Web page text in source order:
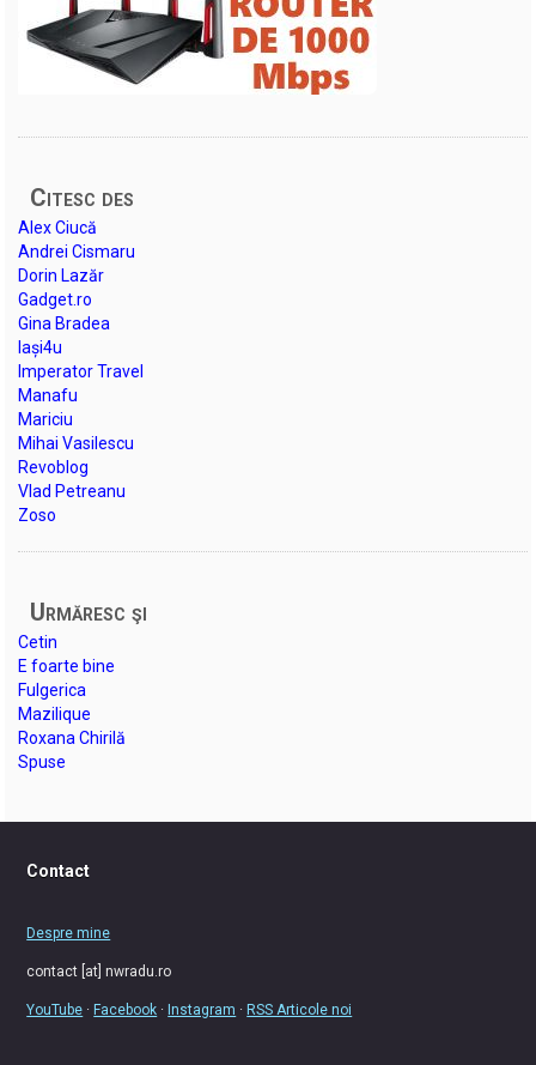
Citesc des
Alex Ciucă
Andrei Cismaru
Dorin Lazăr
Gadget.ro
Gina Bradea
Iași4u
Imperator Travel
Manafu
Mariciu
Mihai Vasilescu
Revoblog
Vlad Petreanu
Zoso
Urmăresc şi
Cetin
E foarte bine
Fulgerica
Mazilique
Roxana Chirilă
Spuse
Contact
Despre mine
contact [at] nwradu.ro
YouTube · Facebook · Instagram · RSS Articole noi